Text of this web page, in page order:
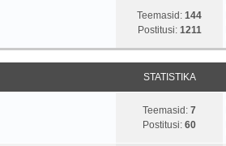
Teemasid: 144
Postitusi: 1211
STATISTIKA
Teemasid: 7
Postitusi: 60